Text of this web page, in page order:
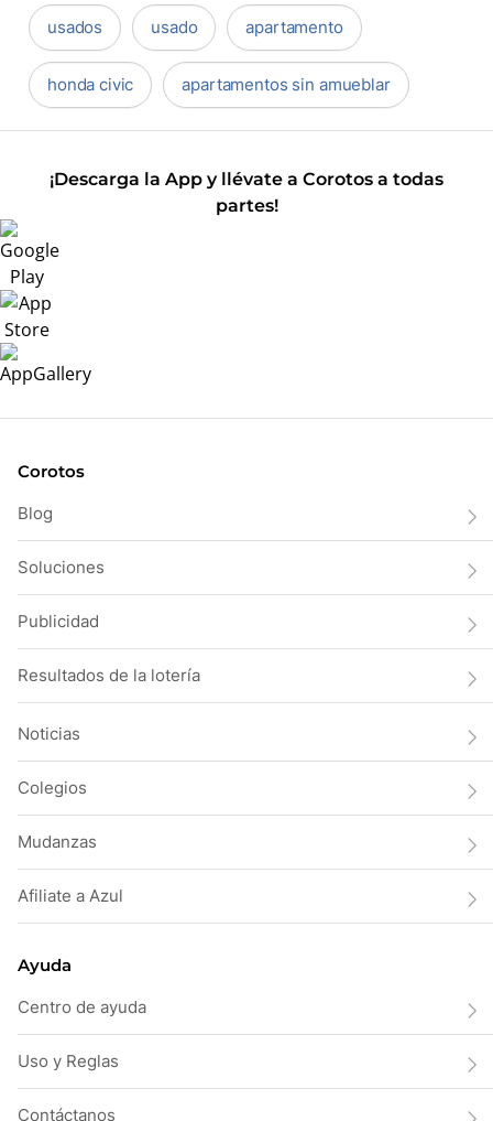
usados usado apartamento
honda civic apartamentos sin amueblar
¡Descarga la App y llévate a Corotos a todas
partes!
Corotos
Blog
Soluciones
Publicidad
Resultados de la lotería
Noticias
Colegios
Mudanzas
Afiliate a Azul
Ayuda
Centro de ayuda
Uso y Reglas
Contáctanos